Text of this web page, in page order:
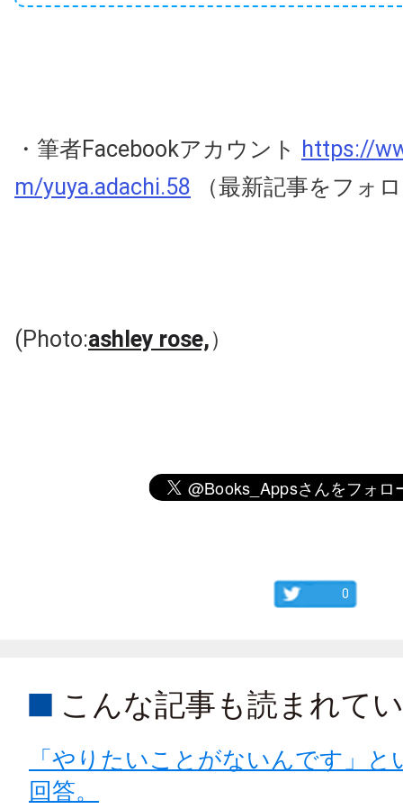
・筆者Facebookアカウント https://
m/yuya.adachi.58 （最新記事をフォ
(Photo:ashley rose,）
0
こんな記事も読まれて
「やりたいことがないんです」と
回答。